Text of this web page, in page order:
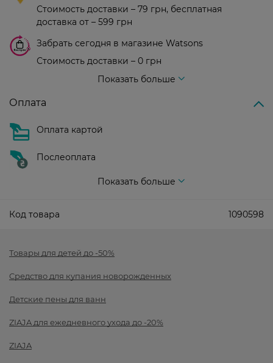
Стоимость доставки – 79 грн, бесплатная
доставка от – 599 грн
Забрать сегодня в магазине Watsons
Стоимость доставки – 0 грн
Показать больше
Оплата
Оплата картой
Послеоплата
Показать больше
Код товара 1090598
Товары для детей до -50%
Cредство для купания новорожденных
Детские пены для ванн
ZIAJA для ежедневного ухода до -20%
ZIAJA